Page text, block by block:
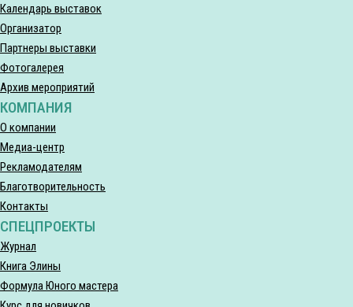
Календарь выставок
Организатор
Партнеры выставки
Фотогалерея
Архив мероприятий
КОМПАНИЯ
О компании
Медиа-центр
Рекламодателям
Благотворительность
Контакты
СПЕЦПРОЕКТЫ
Журнал
Книга Элины
Формула Юного мастера